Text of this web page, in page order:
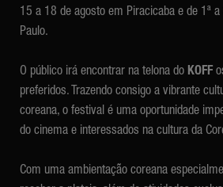
15 a 18 de agosto em Piracicaba e de 1ª
Paulo.
O público irá encontrar na telona do KOFF
preferidos. Trazendo consigo a vibrante
coreana, o festival é uma oportunidade
do cinema e interessados na cultura da
Com uma ambientação coreana